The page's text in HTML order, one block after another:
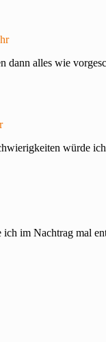
dann alles wie
würde
ich im Nachtrag mal